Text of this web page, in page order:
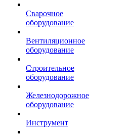
Сварочное
оборудование
Вентиляционное
оборудование
Строительное
оборудование
Железнодорожное
оборудование
Инструмент